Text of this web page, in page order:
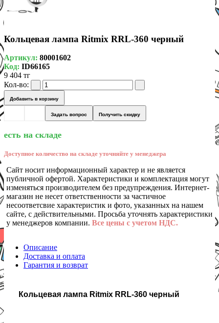
Кольцевая лампа Ritmix RRL-360 черный
Артикул: 80001602
Код: ID66165
9 404 тг
Кол-во:
Добавить в корзину
Задать вопрос Получить скидку
есть на складе
Доступное количество на складе уточняйте у менеджера
Сайт носит информационный характер и не является
публичной офертой. Характеристики и комплектация могут
изменяться производителем без предупреждения. Интернет-
магазин не несет ответственности за частичное
несоответсвие характеристик и фото, указанных на нашем
сайте, с действительными. Просьба уточнять характеристики
у менеджеров компании. Все цены с учетом НДС.
Описание
Доставка и оплата
Гарантия и возврат
Кольцевая лампа Ritmix RRL-360 черный